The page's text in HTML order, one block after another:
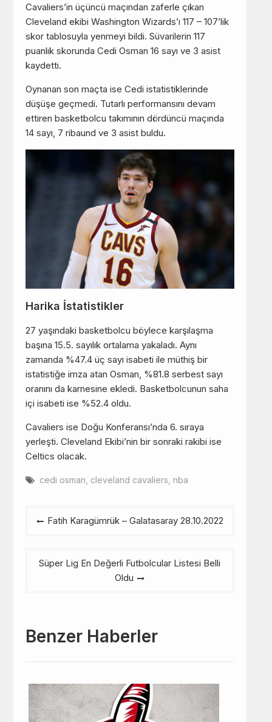
Cavaliers’in üçüncü maçından zaferle çıkan
Cleveland ekibi Washington Wizards’ı 117 – 107’lik
skor tablosuyla yenmeyi bildi. Süvarilerin 117
puanlık skorunda Cedi Osman 16 sayı ve 3 asist
kaydetti.
Oynanan son maçta ise Cedi istatistiklerinde
düşüşe geçmedi. Tutarlı performansını devam
ettiren basketbolcu takımının dördüncü maçında
14 sayı, 7 ribaund ve 3 asist buldu.
Harika İstatistikler
27 yaşındaki basketbolcu böylece karşılaşma
başına 15.5. sayılık ortalama yakaladı. Aynı
zamanda %47.4 üç sayı isabeti ile müthiş bir
istatistiğe imza atan Osman, %81.8 serbest sayı
oranını da karnesine ekledi. Basketbolcunun saha
içi isabeti ise %52.4 oldu.
Cavaliers ise Doğu Konferansı’nda 6. sıraya
yerleşti. Cleveland Ekibi’nin bir sonraki rakibi ise
Celtics olacak.
cedi osman cleveland cavaliers nba
YazıFatih Karagümrük – Galatasaray 28.10.2022
Süper Lig En Değerli Futbolcular Listesi Belli
Oldu
Benzer Haberler